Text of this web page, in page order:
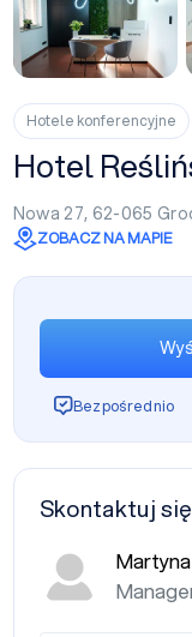
Hotele konferencyjne
Hotel
Nowa 27, 62-065
ZOBACZ NA MAPIE
Bezpośrednio
Skontaktuj